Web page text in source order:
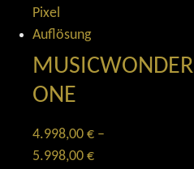
MUSICWONDER
ONE
4.998,00 € –
5.998,00 €